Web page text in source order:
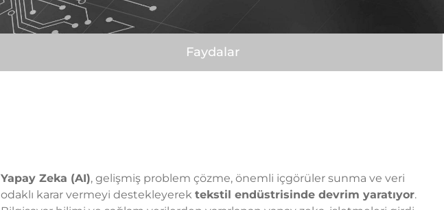
Faydalar
Yapay Zeka (AI), gelişmiş problem çözme, önemli içgörüler sunma ve veri
odaklı karar vermeyi destekleyerek tekstil endüstrisinde devrim yaratıyor.